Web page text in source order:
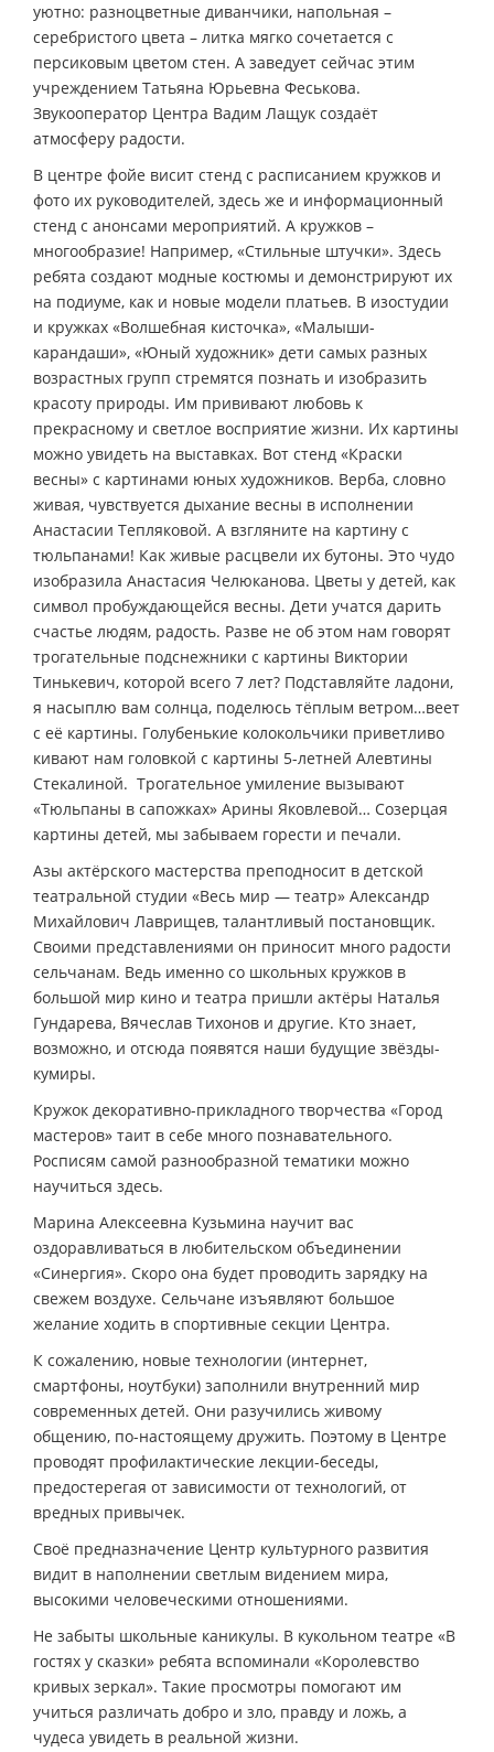
уютно: разноцветные диванчики, напольная –
серебристого цвета – литка мягко сочетается с
персиковым цветом стен. А заведует сейчас этим
учреждением Татьяна Юрьевна Феськова.
Звукооператор Центра Вадим Лащук создаёт
атмосферу радости.
В центре фойе висит стенд с расписанием кружков и
фото их руководителей, здесь же и информационный
стенд с анонсами мероприятий. А кружков –
многообразие! Например, «Стильные штучки». Здесь
ребята создают модные костюмы и демонстрируют их
на подиуме, как и новые модели платьев. В изостудии
и кружках «Волшебная кисточка», «Малыши-
карандаши», «Юный художник» дети самых разных
возрастных групп стремятся познать и изобразить
красоту природы. Им прививают любовь к
прекрасному и светлое восприятие жизни. Их картины
можно увидеть на выставках. Вот стенд «Краски
весны» с картинами юных художников. Верба, словно
живая, чувствуется дыхание весны в исполнении
Анастасии Тепляковой. А взгляните на картину с
тюльпанами! Как живые расцвели их бутоны. Это чудо
изобразила Анастасия Челюканова. Цветы у детей, как
символ пробуждающейся весны. Дети учатся дарить
счастье людям, радость. Разве не об этом нам говорят
трогательные подснежники с картины Виктории
Тинькевич, которой всего 7 лет? Подставляйте ладони,
я насыплю вам солнца, поделюсь тёплым ветром…веет
с её картины. Голубенькие колокольчики приветливо
кивают нам головкой с картины 5-летней Алевтины
Стекалиной. Трогательное умиление вызывают
«Тюльпаны в сапожках» Арины Яковлевой… Созерцая
картины детей, мы забываем горести и печали.
Азы актёрского мастерства преподносит в детской
театральной студии «Весь мир — театр» Александр
Михайлович Лаврищев, талантливый постановщик.
Своими представлениями он приносит много радости
сельчанам. Ведь именно со школьных кружков в
большой мир кино и театра пришли актёры Наталья
Гундарева, Вячеслав Тихонов и другие. Кто знает,
возможно, и отсюда появятся наши будущие звёзды-
кумиры.
Кружок декоративно-прикладного творчества «Город
мастеров» таит в себе много познавательного.
Росписям самой разнообразной тематики можно
научиться здесь.
Марина Алексеевна Кузьмина научит вас
оздоравливаться в любительском объединении
«Синергия». Скоро она будет проводить зарядку на
свежем воздухе. Сельчане изъявляют большое
желание ходить в спортивные секции Центра.
К сожалению, новые технологии (интернет,
смартфоны, ноутбуки) заполнили внутренний мир
современных детей. Они разучились живому
общению, по-настоящему дружить. Поэтому в Центре
проводят профилактические лекции-беседы,
предостерегая от зависимости от технологий, от
вредных привычек.
Своё предназначение Центр культурного развития
видит в наполнении светлым видением мира,
высокими человеческими отношениями.
Не забыты школьные каникулы. В кукольном театре «В
гостях у сказки» ребята вспоминали «Королевство
кривых зеркал». Такие просмотры помогают им
учиться различать добро и зло, правду и ложь, а
чудеса увидеть в реальной жизни.